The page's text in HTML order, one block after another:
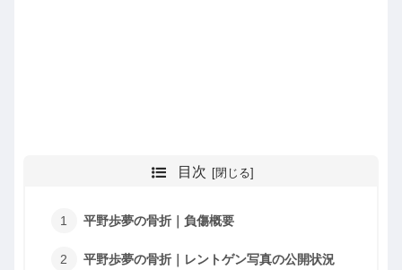
目次
平野歩夢の骨折｜負傷概要
平野歩夢の骨折｜レントゲン写真の公開状況